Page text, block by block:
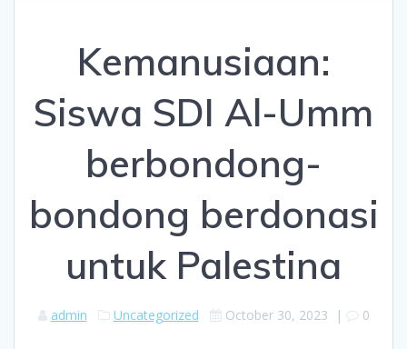
Kemanusiaan:
Siswa SDI Al-Umm
berbondong-
bondong berdonasi
untuk Palestina
admin Uncategorized October 30, 2023 | 0